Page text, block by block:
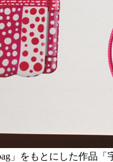
」をもとにした作品